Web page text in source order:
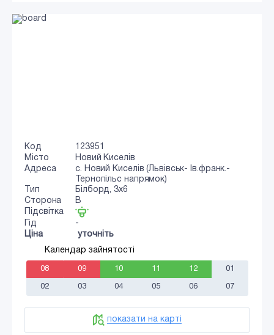
Код
123951
Місто
Новий Киселів
Адреса
с. Новий Киселів (Львівськ- Ів.франк.-
Тернопільс напрямок)
Тип
Білборд, 3х6
Сторона
B
Підсвітка
Гід
-
Ціна
уточніть
Календар зайнятості
08 09 10 11 12 01
02 03 04 05 06 07
показати на карті